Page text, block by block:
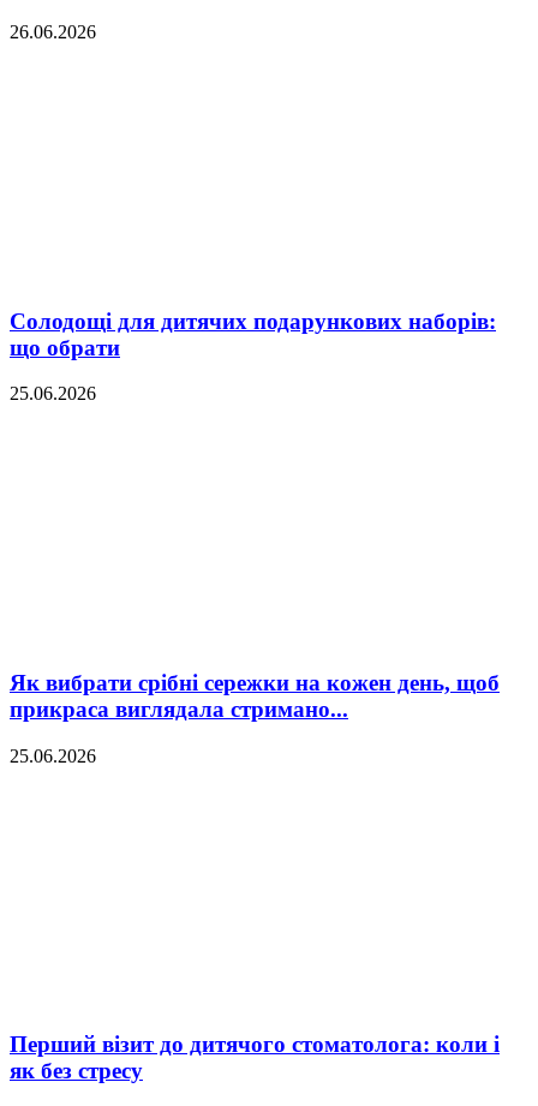
26.06.2026
Солодощі для дитячих подарункових наборів:
що обрати
25.06.2026
Як вибрати срібні сережки на кожен день, щоб
прикраса виглядала стримано...
25.06.2026
Перший візит до дитячого стоматолога: коли і
як без стресу